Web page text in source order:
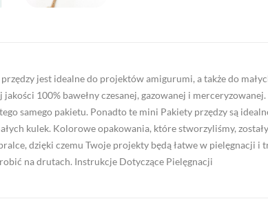
jest idealne do projektów amigurumi, a także do
100% bawełny czesanej, gazowanej i merceryzowanej.
samego pakietu. Ponadto te mini Pakiety przędzy są
kulek. Kolorowe opakowania, które stworzyliśmy,
dzięki czemu Twoje projekty będą łatwe w pielęgnacji i
na drutach. Instrukcje Dotyczące Pielęgnacji